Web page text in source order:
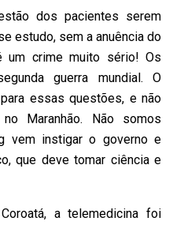
dos pacientes serem
estudo, sem a anuência do
um crime muito sério! Os
guerra mundial. O
essas questões, e não
Maranhão. Não somos
vem instigar o governo e
que deve tomar ciência e
a telemedicina foi